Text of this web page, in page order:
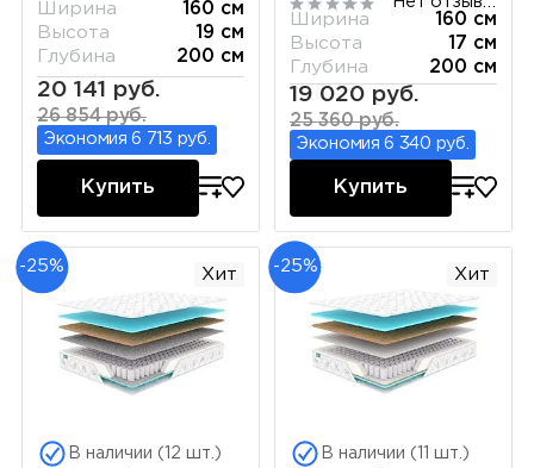
Ширина
160 см
Высота
19 см
Глубина
200 см
20 141 руб.
26 854 руб.
Экономия 6 713 руб.
Купить
Ширина
160 см
Высота
17 см
Глубина
200 см
19 020 руб.
25 360 руб.
Экономия 6 340 руб.
Купить
-25% Хит
В наличии (12 шт.)
-25% Хит
В наличии (11 шт.)